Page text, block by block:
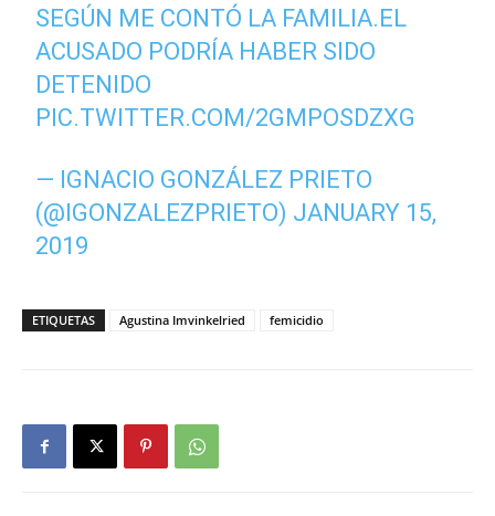
SEGÚN ME CONTÓ LA FAMILIA.EL
ACUSADO PODRÍA HABER SIDO
DETENIDO
PIC.TWITTER.COM/2GMPOSDZXG
— IGNACIO GONZÁLEZ PRIETO
(@IGONZALEZPRIETO) JANUARY 15,
2019
ETIQUETAS Agustina Imvinkelried femicidio